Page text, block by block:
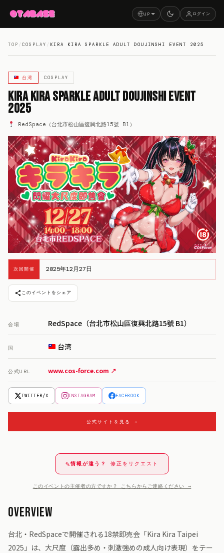
JP ログイン
TOP / COSPLAY / KIRA KIRA SPARKLE ADULT DOUJINSHI EVENT 2025
台湾 COSPLAY
Kira Kira Sparkle Adult Doujinshi Event
2025
RedSpace（台北市松山區復興北路15號 B1）
次回開催 2025年12月27日
このイベントをシェア
会場 RedSpace（台北市松山區復興北路15號 B1）
国 台湾
公式URL www.cos-force.com ↗
TWITTER/X INSTAGRAM FACEBOOK
公式サイトを見る →
✎情報が違う？ 修正をリクエスト
このイベントの主催者の方ですか？ こちらからご連絡ください →
Overview
台北・RedSpaceで開催される18禁即売会「Kira Kira Taipei
2025」は、大尺度（露出多め・刺激強めの成人向け表現）をテー